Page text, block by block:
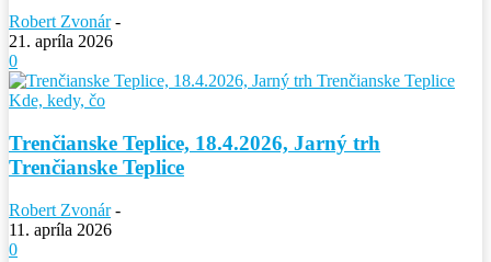
Robert Zvonár -
21. apríla 2026
0
Kde, kedy, čo
Trenčianske Teplice, 18.4.2026, Jarný trh
Trenčianske Teplice
Robert Zvonár -
11. apríla 2026
0